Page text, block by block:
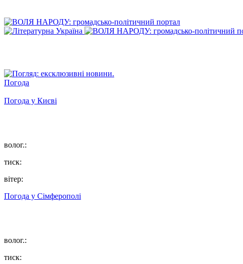
Погода
Погода у Києві
волог.:
тиск:
вітер:
Погода у Сімферополі
волог.:
тиск: